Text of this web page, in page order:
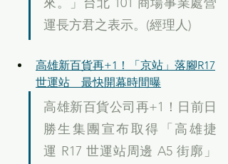
運長方君之表示。(經理人)
高雄新百貨再+1！「京站」落腳R17
世運站　最快開幕時間曝
高雄新百貨公司再+1！日前日
勝生集團宣布取得「高雄捷
運 R17 世運站周邊 A5 街廓」